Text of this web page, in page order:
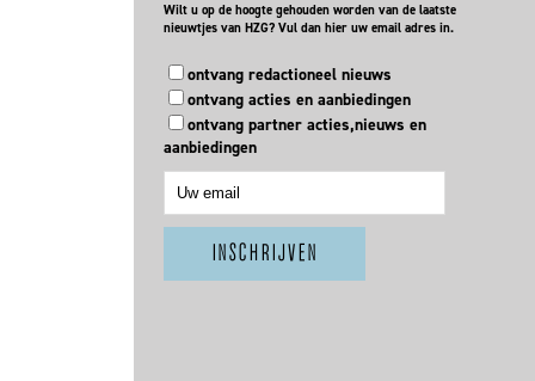
Wilt u op de hoogte gehouden worden van de laatste
nieuwtjes van HZG? Vul dan hier uw email adres in.
ontvang redactioneel nieuws
ontvang acties en aanbiedingen
ontvang partner acties,nieuws en
aanbiedingen